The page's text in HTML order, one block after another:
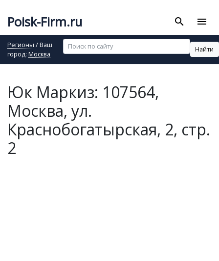
Poisk-Firm.ru search menu
Регионы / Ваш
город: Москва
Найти
Юк Маркиз: 107564,
Москва, ул.
Краснобогатырская, 2, стр.
2